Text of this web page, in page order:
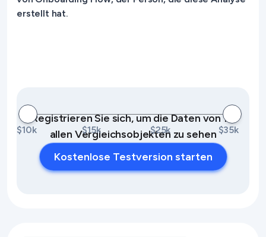
erstellt hat.
$10k $15k $25k $35k
Registrieren Sie sich, um die Daten von 10
allen Vergleichsobjekten zu sehen
Kostenlose Testversion starten